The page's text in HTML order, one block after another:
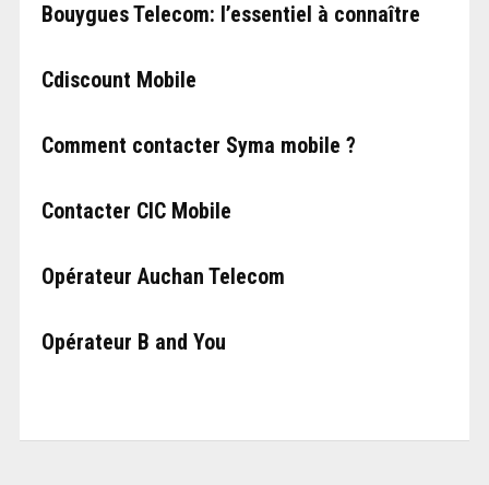
Bouygues Telecom: l’essentiel à connaître
Cdiscount Mobile
Comment contacter Syma mobile ?
Contacter CIC Mobile
Opérateur Auchan Telecom
Opérateur B and You